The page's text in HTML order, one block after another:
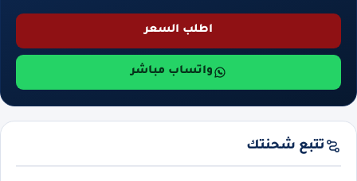
اطلب السعر
واتساب مباشر
تتبع شحنتك